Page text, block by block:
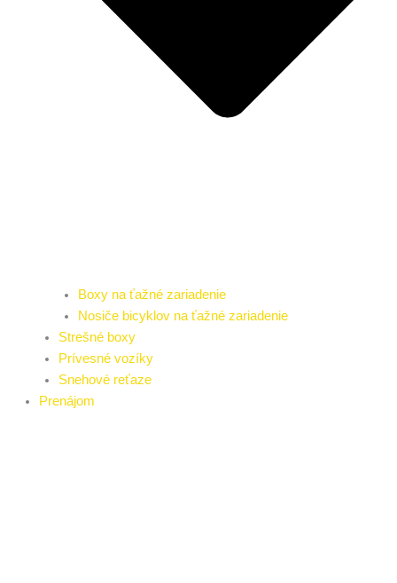
Boxy na ťažné zariadenie
Nosiče bicyklov na ťažné zariadenie
Strešné boxy
Prívesné vozíky
Snehové reťaze
Prenájom